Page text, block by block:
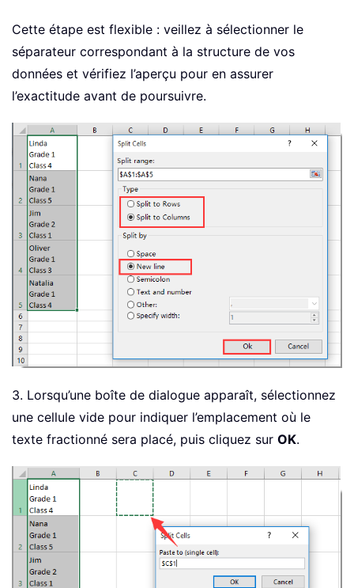
Cette étape est flexible : veillez à sélectionner le
séparateur correspondant à la structure de vos
données et vérifiez l’aperçu pour en assurer
l’exactitude avant de poursuivre.
3. Lorsqu’une boîte de dialogue apparaît, sélectionnez
une cellule vide pour indiquer l’emplacement où le
texte fractionné sera placé, puis cliquez sur OK.